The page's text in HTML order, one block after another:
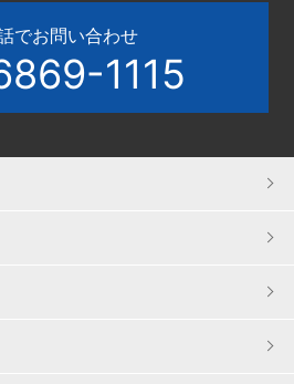
でお問い合わせ
1115